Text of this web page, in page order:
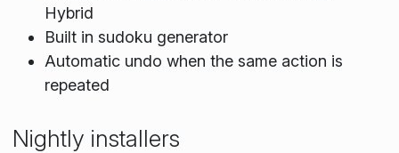
Hybrid
Built in sudoku generator
Automatic undo when the same action is
repeated
Nightly installers